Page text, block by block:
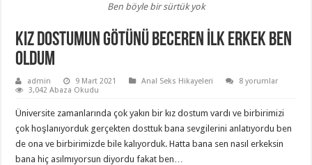
Ben böyle bir sürtük yok
Kız Dostumun Götünü Beceren İlk Erkek Ben
Oldum
admin 9 Mart 2021 Anal Seks Hikayeleri
8 yorumlar
3,042 Abaza Okudu
Üniversite zamanlarında çok yakın bir kız dostum vardı ve birbirimizi
çok hoşlanıyorduk gerçekten dosttuk bana sevgilerini anlatıyordu ben
de ona ve birbirimizde bile kalıyorduk. Hatta bana sen nasıl erkeksin
bana hiç asılmıyorsun diyordu fakat ben…